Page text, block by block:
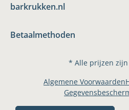
barkrukken.nl
Betaalmethoden
* Alle prijzen
Algemene Voorwaarden